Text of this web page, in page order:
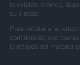
televisión, crónica,
su ciudad.
Para señalar a la
confidencial,
la retirada del material